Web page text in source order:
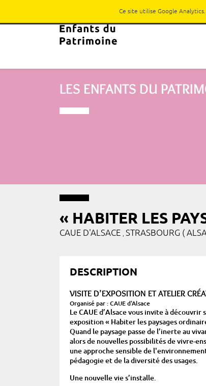
LES ENFANTS DU
« HABITER LES
CAUE D'ALSACE STRASBOURG (
DESCRIPTION
VISITE D’EXPOSITION ET ATELIER
Organisé par : CAUE d'Alsace
Le CAUE d’Alsace vous invite à découvrir
exposition « Habiter les paysages
Quand le paysage passe de l’inerte au
alors de nouvelles possibilités de vivre-
une approche sensible de
pédagogie et de la diversité des usages.
Une nouvelle vie s’installe.
Ce site utilise Google